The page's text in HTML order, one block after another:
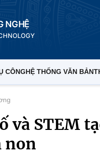
NGHỆ
CÔNGHỆ THỐNG VĂN BẢN
và STEM
non